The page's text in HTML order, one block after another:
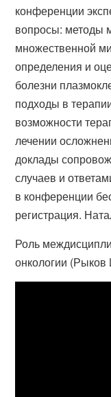
конференции
вопросы: методы
множественной
определения и
болезни
подходы в
возможности
лечении
доклады
случаев и
в конференции
регистрация.
Роль
онкологии (Рыков